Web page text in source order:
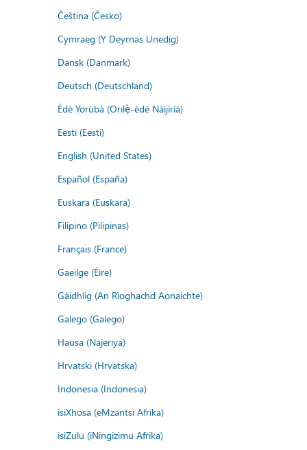
Čeština (Česko)
Cymraeg (Y Deyrnas Unedig)
Dansk (Danmark)
Deutsch (Deutschland)
Èdè Yorùbá (Orilẹ̀-èdè Nàìjíríà)
Eesti (Eesti)
English (United States)
Español (España)
Euskara (Euskara)
Filipino (Pilipinas)
Français (France)
Gaeilge (Éire)
Gàidhlig (An Rìoghachd Aonaichte)
Galego (Galego)
Hausa (Najeriya)
Hrvatski (Hrvatska)
Indonesia (Indonesia)
isiXhosa (eMzantsi Afrika)
isiZulu (iNingizimu Afrika)